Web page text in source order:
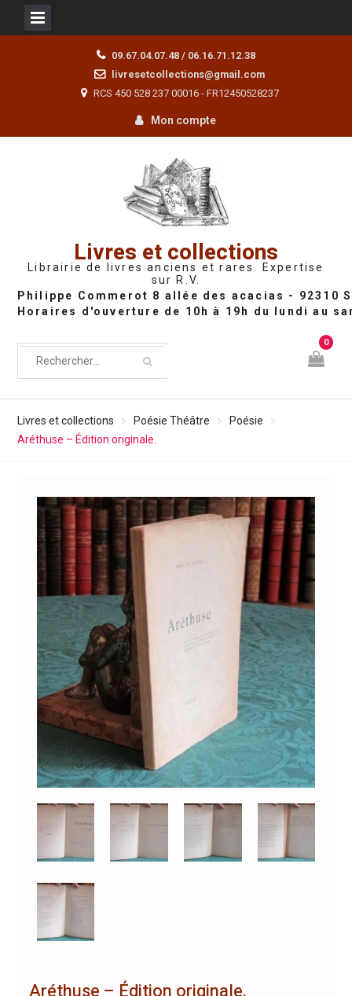
09.67.04.07.48 / 06.16.71.12.38
livresetcollections@gmail.com
RCS 450 528 237 00016 - FR12450528237
Mon compte
Livres et collections
Librairie de livres anciens et rares. Expertise
sur R.V.
0
Livres et collections Poésie Théâtre
Poésie
Aréthuse – Édition originale.
Aréthuse – Édition originale.